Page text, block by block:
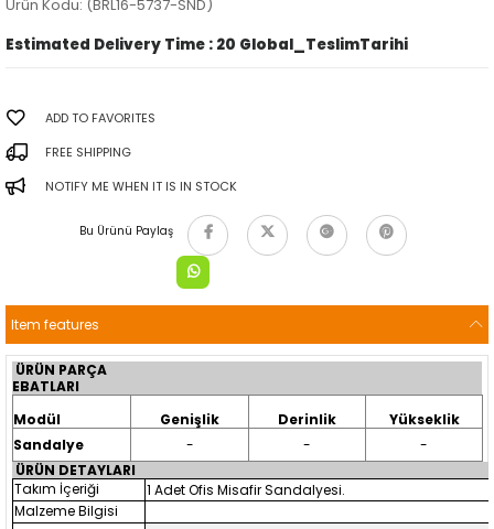
(BRL16-5737-SND)
Estimated Delivery Time : 20 Global_TeslimTarihi
ADD TO FAVORITES
FREE SHIPPING
NOTIFY ME WHEN IT IS IN STOCK
Bu Ürünü Paylaş
Item features
ÜRÜN PARÇA
EBATLARI
Modül
Genişlik Derinlik
Yükseklik
Sandalye
- -
-
ÜRÜN DETAYLARI
Takım İçeriği
1 Adet Ofis Misafir Sandalyesi.
Malzeme Bilgisi